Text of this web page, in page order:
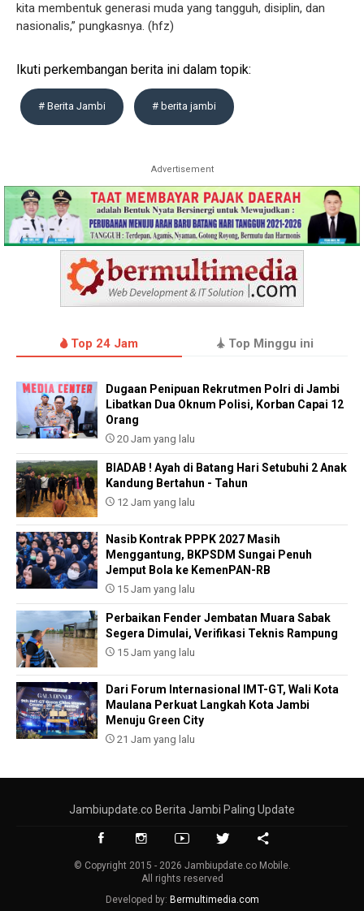
kita membentuk generasi muda yang tangguh, disiplin, dan
nasionalis,” pungkasnya. (hfz)
Ikuti perkembangan berita ini dalam topik:
# Berita Jambi # berita jambi
Advertisement
Top 24 Jam Top Minggu ini
Dugaan Penipuan Rekrutmen Polri di Jambi
Libatkan Dua Oknum Polisi, Korban Capai 12
Orang
20 Jam yang lalu
BIADAB ! Ayah di Batang Hari Setubuhi 2 Anak
Kandung Bertahun - Tahun
12 Jam yang lalu
Nasib Kontrak PPPK 2027 Masih
Menggantung, BKPSDM Sungai Penuh
Jemput Bola ke KemenPAN-RB
15 Jam yang lalu
Perbaikan Fender Jembatan Muara Sabak
Segera Dimulai, Verifikasi Teknis Rampung
15 Jam yang lalu
Dari Forum Internasional IMT-GT, Wali Kota
Maulana Perkuat Langkah Kota Jambi
Menuju Green City
21 Jam yang lalu
Jambiupdate.co Berita Jambi Paling Update
© Copyright 2015 - 2026 Jambiupdate.co Mobile.
All rights reserved
Developed by: Bermultimedia.com